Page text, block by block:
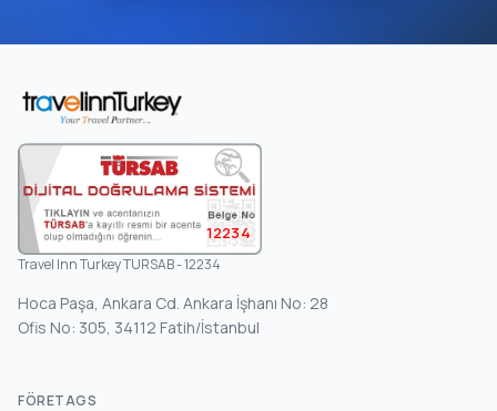
12234
Travel Inn Turkey TURSAB - 12234
Hoca Paşa, Ankara Cd. Ankara İşhanı No: 28
Ofis No: 305, 34112 Fatih/İstanbul
FÖRETAGS